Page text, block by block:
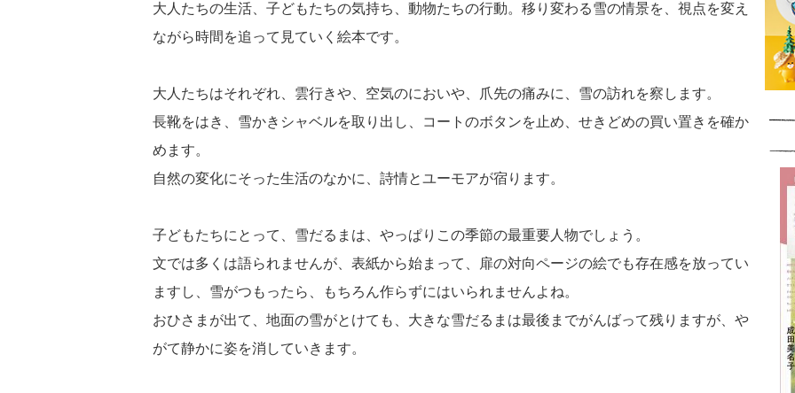
大人たちの生活、子どもたちの気持ち、動物たちの行動。移り変わる雪の情景を、視点を変え
ながら時間を追って見ていく絵本です。
大人たちはそれぞれ、雲行きや、空気のにおいや、爪先の痛みに、雪の訪れを察します。
長靴をはき、雪かきシャベルを取り出し、コートのボタンを止め、せきどめの買い置きを確か
めます。
自然の変化にそった生活のなかに、詩情とユーモアが宿ります。
子どもたちにとって、雪だるまは、やっぱりこの季節の最重要人物でしょう。
文では多くは語られませんが、表紙から始まって、扉の対向ページの絵でも存在感を放ってい
ますし、雪がつもったら、もちろん作らずにはいられませんよね。
おひさまが出て、地面の雪がとけても、大きな雪だるまは最後までがんばって残りますが、や
がて静かに姿を消していきます。